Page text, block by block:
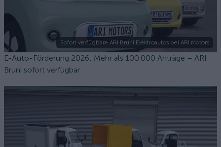
Sofort verfügbare ARI Bruni Elektroautos bei ARI Motors
E-Auto-Förderung 2026: Mehr als 100.000 Anträge – ARI
Bruni sofort verfügbar